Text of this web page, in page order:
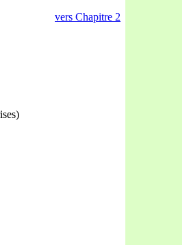
vers Chapitre 2